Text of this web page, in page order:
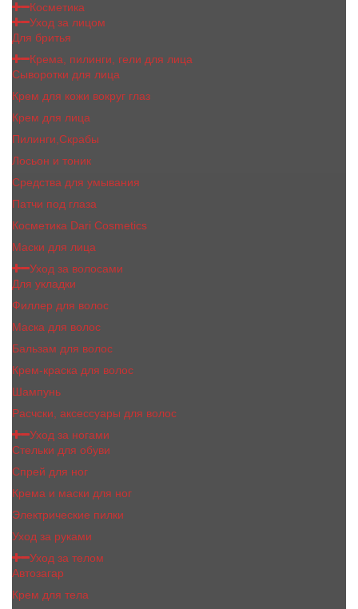
Косметика
Уход за лицом
Для бритья
Крема, пилинги, гели для лица
Сыворотки для лица
Крем для кожи вокруг глаз
Крем для лица
Пилинги,Скрабы
Лосьон и тоник
Средства для умывания
Патчи под глаза
Косметика Dari Cosmetics
Маски для лица
Уход за волосами
Для укладки
Филлер для волос
Маска для волос
Бальзам для волос
Крем-краска для волос
Шампунь
Расчски, аксессуары для волос
Уход за ногами
Стельки для обуви
Спрей для ног
Крема и маски для ног
Электрические пилки
Уход за руками
Уход за телом
Автозагар
Крем для тела